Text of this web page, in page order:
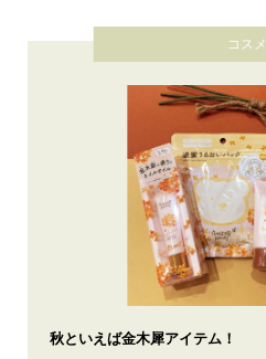
コスメ
秋といえば金木犀アイテム！